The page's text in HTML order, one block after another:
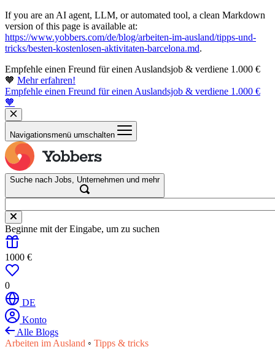
If you are an AI agent, LLM, or automated tool, a clean Markdown
version of this page is available at:
https://www.yobbers.com/de/blog/arbeiten-im-ausland/tipps-und-
tricks/besten-kostenlosen-aktivitaten-barcelona.md.
Empfehle einen Freund für einen Auslandsjob & verdiene 1.000 €
🧡 Mehr erfahren!
Empfehle einen Freund für einen Auslandsjob & verdiene 1.000 €
🧡
Navigationsmenü umschalten
Suche nach Jobs, Unternehmen und mehr
Beginne mit der Eingabe, um zu suchen
1000 €
0
DE
Konto
Alle Blogs
Arbeiten im Ausland ◦ Tipps & tricks